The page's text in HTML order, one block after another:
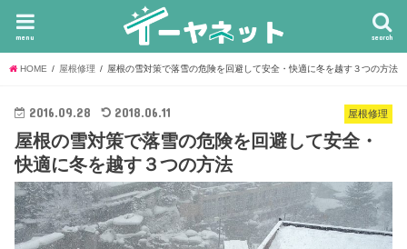
search
menu
HOME 屋根修理 屋根の雪対策で落雪の危険を回避して安全・快適に冬を越す３つの方法
屋根修理
2016.09.28 2018.06.11
屋根の雪対策で落雪の危険を回避して安全・
快適に冬を越す３つの方法